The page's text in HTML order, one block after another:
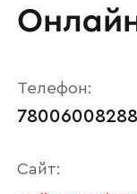
Телефон:
78006008288
Сайт: